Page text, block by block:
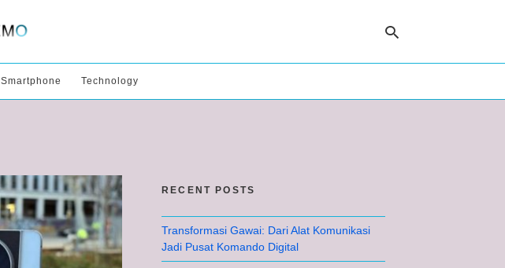
Smartphone Technology
RECENT POSTS
Transformasi Gawai: Dari Alat Komunikasi
Jadi Pusat Komando Digital